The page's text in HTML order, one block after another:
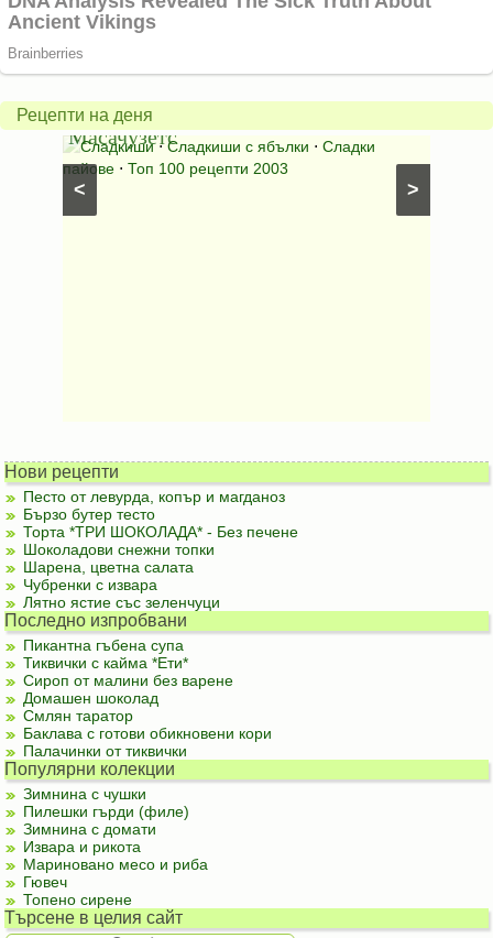
Рецепти на деня
>
<
Американски
ябълков
пай
от
Масачузетс
Сладкиши⋅Сладкиши с ябълки ⋅ Сладки
пайове ⋅ Топ 100 рецепти 2003
питка
на
мама
Нови рецепти
Песто от левурда, копър и магданоз
Бързо бутер тесто
Торта *ТРИ ШОКОЛАДА* - Без печене
Шоколадови снежни топки
Шарена, цветна салата
Чубренки с извара
Лятно ястие със зеленчуци
Последно изпробвани
Пикантна гъбена супа
Тиквички с кайма *Ети*
Сироп от малини без варене
Домашен шоколад
Смлян таратор
Баклава с готови обикновени кори
Палачинки от тиквички
Популярни колекции
Зимнина с чушки
Пилешки гърди (филе)
Зимнина с домати
Извара и рикота
Мариновано месо и риба
Гювеч
Топено сирене
Търсене в целия сайт